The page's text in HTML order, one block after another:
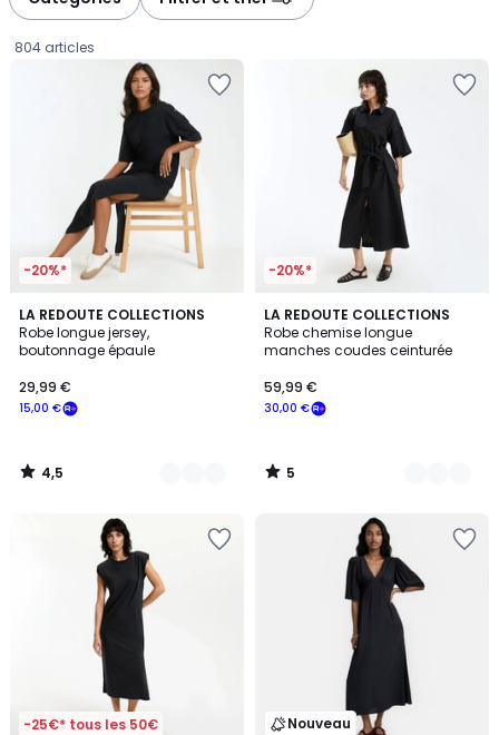
804 articles
-20%*
LA REDOUTE COLLECTIONS
Robe longue jersey,
boutonnage épaule
€
souscrivez
notre
programme
15,00 €
29,99 €
4,5
/ 5
2
Couleurs
4,5
/
-20%*
LA REDOUTE COLLECTIONS
Robe chemise longue
manches coudes ceinturée
30,00 €
59,99 €
5
/
5
2
Couleurs
5
/
-25€* tous les 50€ Nouveau